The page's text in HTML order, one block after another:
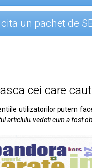
un pachet de
cei care
utilizatorilor putem
articlului vedeti cum a fost